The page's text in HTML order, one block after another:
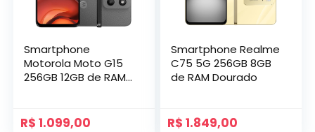
Smartphone
Motorola Moto G15
256GB 12GB de RAM
R$ 1.099,00
Smartphone Realme
C75 5G 256GB 8GB
de RAM Dourado
R$ 1.849,00